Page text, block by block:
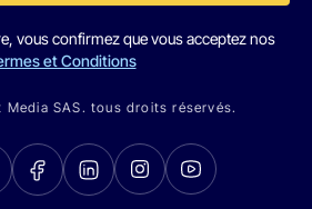
vous confirmez que vous acceptez nos
et Conditions
SAS. tous droits réservés.